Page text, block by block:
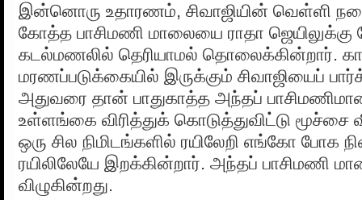
இன்னொரு உதாரணம், சிவாஜியின் வெள்ளி
கோத்த பாசிமணி மாலையை ராதா ஜெயிலுக்கு
கடல்மணலில் தெரியாமல் தொலைக்கின்றார்.
மரணப்படுக்கையில் இருக்கும் சிவாஜியைப்
அதுவரை தான் பாதுகாத்த அந்தப்
உள்ளங்கை விரித்துக் கொடுத்துவிட்டு மூச்சை
ஒரு சில நிமிடங்களில் ரயிலேறி எங்கோ போக
ரயிலிலேயே இறக்கின்றார். அந்தப் பாசிமணி
விழுகின்றது.